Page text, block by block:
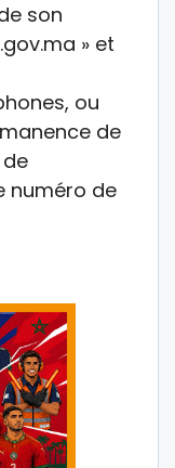
son
» et
ou
de
numéro de